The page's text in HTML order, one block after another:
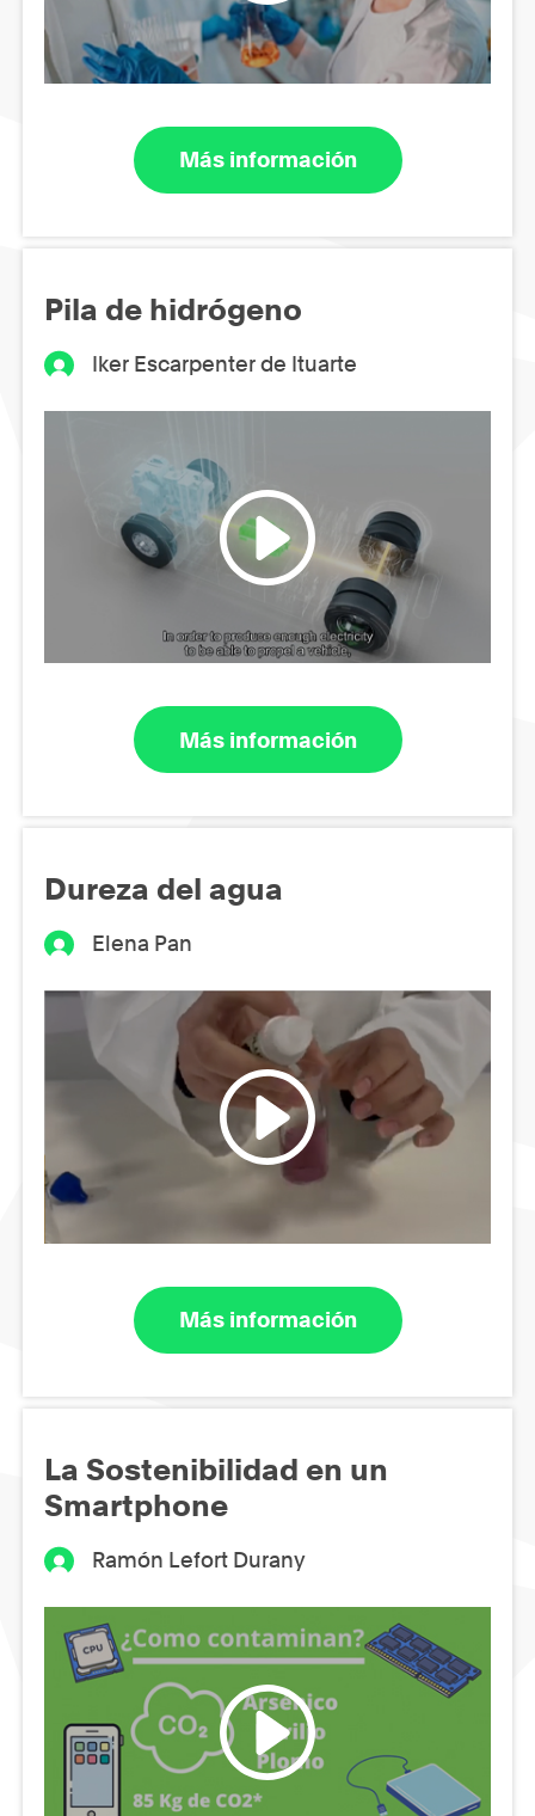
Más información
Pila de hidrógeno
Iker Escarpenter de Ituarte
Más información
Dureza del agua
Elena Pan
Más información
La Sostenibilidad en un
Smartphone
Ramón Lefort Durany